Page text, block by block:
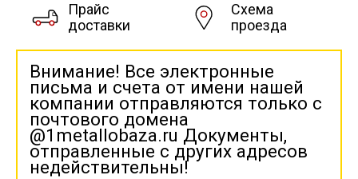
Прайс
доставки
Схема
проезда
Внимание! Все электронные
письма и счета от имени нашей
компании отправляются только с
почтового домена
@1metallobaza.ru Документы,
отправленные с других адресов
недействительны!